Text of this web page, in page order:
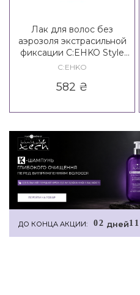
Лак для волос без
аэрозоля экстрасильной
фиксации C:EHKO Style
Brilliant Hair Spray Non
C:EHKO
582 ₴
ДО КОНЦА АКЦИИ: 02 дней1 1